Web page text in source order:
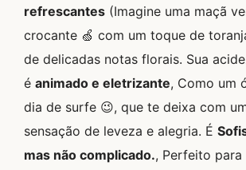
refrescantes (Imagine uma maçã
crocante 🍏 com um toque de
de delicadas notas florais. Sua
é animado e eletrizante, Como um
dia de surfe 😉, que te deixa com
sensação de leveza e alegria. É
mas não complicado., Perfeito para